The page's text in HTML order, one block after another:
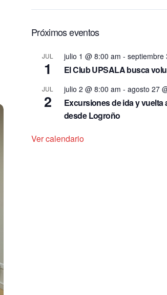
Próximos eventos
JUL
1
julio 1 @ 8:00 am - septiembre
El Club UPSALA busca
JUL
2
julio 2 @ 8:00 am - agosto 27
Excursiones de ida y vuelta
desde Logroño
Ver calendario